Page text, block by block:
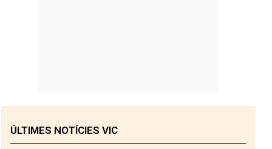
ÚLTIMES NOTÍCIES VIC